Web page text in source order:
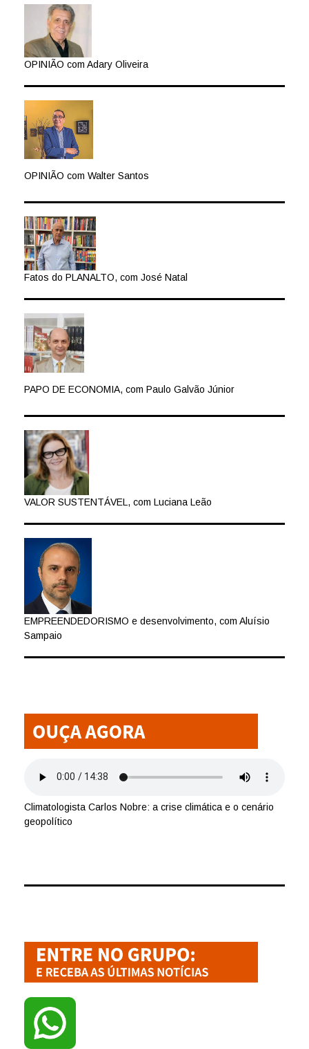
OPINIÃO com Adary Oliveira
OPINIÃO com Walter Santos
Fatos do PLANALTO, com José Natal
PAPO DE ECONOMIA, com Paulo Galvão Júnior
VALOR SUSTENTÁVEL, com Luciana Leão
EMPREENDEDORISMO e desenvolvimento, com Aluísio
Sampaio
Climatologista Carlos Nobre: a crise climática e o cenário
geopolítico